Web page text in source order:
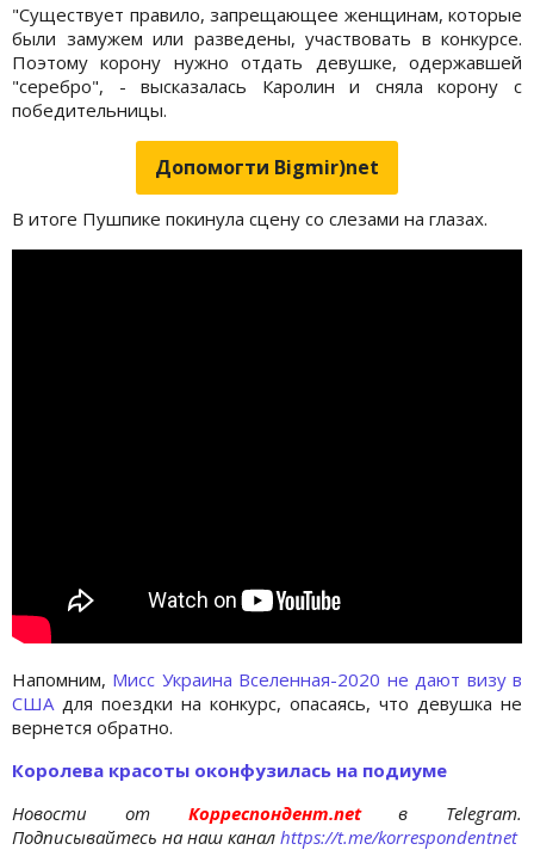
"Существует правило, запрещающее женщинам, которые
были замужем или разведены, участвовать в конкурсе.
Поэтому корону нужно отдать девушке, одержавшей
"серебро", - высказалась Каролин и сняла корону с
победительницы.
Допомогти Bigmir)net
В итоге Пушпике покинула сцену со слезами на глазах.
Напомним, Мисс Украина Вселенная-2020 не дают визу в
США для поездки на конкурс, опасаясь, что девушка не
вернется обратно.
Королева красоты оконфузилась на подиуме
Новости отКорреспондент.netв Telegram.
Подписывайтесь на наш канал https://t.me/korrespondentnet